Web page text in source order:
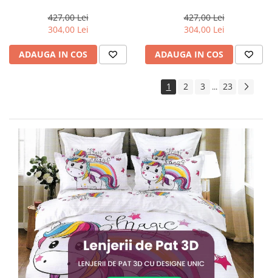
427,00 Lei
304,00 Lei
ADAUGA IN COS
427,00 Lei
304,00 Lei
ADAUGA IN COS
1 2 3 ... 23